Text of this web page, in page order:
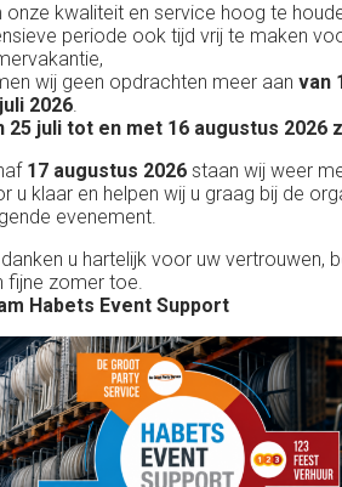
Er zit
ook
wij
in
tot
Habets dacht direct mee, toen
zeer korte termijn een feest
geven in onze eigen achtertuin.
service van Habets sloot ook dit
weer naadloos aan op onze
ideeen en inbreng. Materialen
keurig volgens afspraak geleverd,
tiptop in orde. De presentatie die
het gehuurde 75 inch scherm
werd door onze gasten zeer
gewaardeerd. Een mooi, helder
Evenementen verhuur
Partyverhuur
Je vindt ons op
onze kwaliteit en service hoog te
periode ook tijd vrij te maken
wij geen opdrachten meer aan van
2026.
25 juli tot en met 16 augustus 2026
17 augustus 2026 staan wij weer
u klaar en helpen wij u graag bij de
evenement.
u hartelijk voor uw vertrouwen,
fijne zomer toe.
Habets Event Support